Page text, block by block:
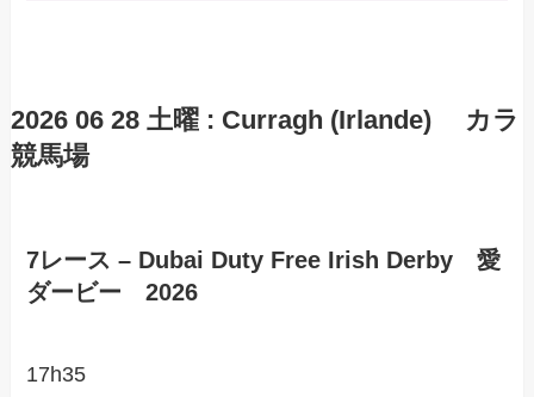
2026 06 28 土曜 : Curragh (Irlande) カラ
競馬場
7レース – Dubai Duty Free Irish Derby 愛
ダービー 2026
17h35